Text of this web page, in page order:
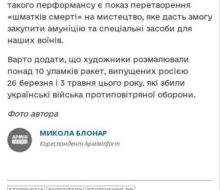
такого перформансу є показ перетворення
«шматків смерті» на мистецтво, яке дасть змогу
закупити амуніцію та спеціальні засоби для
наших воїнів.
Варто додати, що художники розмалювали
понад 10 уламків ракет, випущених росією
26 березня і 3 травня цього року, які збили
українські війська протиповітряної оборони.
Фото автора
МИКОЛА БЛОНАР
Кореспондент АрміяInform